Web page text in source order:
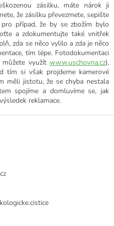
zásilku, máte nárok ji
že zásilku převezmete, sepište
případ, že by se zbožím bylo
a zdokumentujte také vnitřek
zda se něco vylilo a zda je něco
tím lépe. Fotodokumentaci
využít www.uschovna.cz),
tím si však projdeme kamerové
měli jistotu, že se chyba nestala
spojíme a domluvíme se, jak
reklamace.